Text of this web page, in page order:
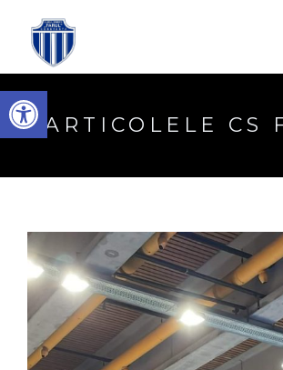
Deschide bara de unelte
ARTICOLELE CS